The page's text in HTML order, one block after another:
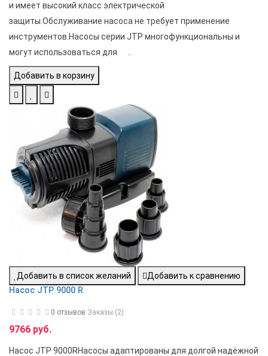
и имеет высокий класс электрической
защиты.Обслуживание насоса не требует применение
инструментов.Насосы серии JTP многофункциональны и
могут использоваться для ..
Добавить в корзину
Добавить в список желаний
Добавить к сравнению
Насос JTP 9000 R
0 отзывов Заказы (2)
9766 руб.
Насос JTP 9000RНасосы адаптированы для долгой надёжной